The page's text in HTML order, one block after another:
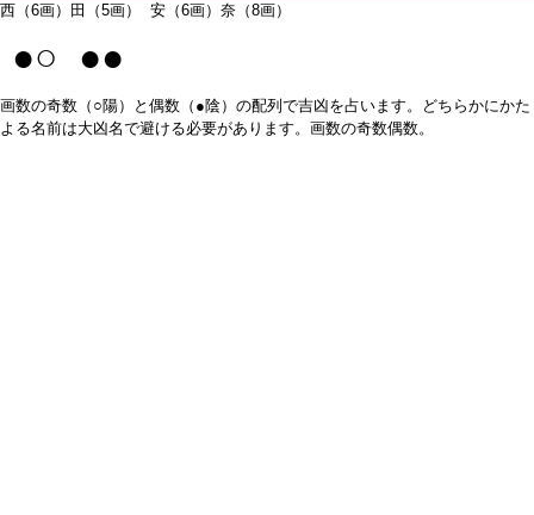
西（6画）田（5画） 安（6画）奈（8画）
●○ ●●
画数の奇数（○陽）と偶数（●陰）の配列で吉凶を占います。どちらかにかた
よる名前は大凶名で避ける必要があります。画数の奇数偶数。